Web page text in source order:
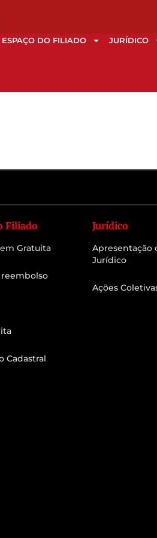
ESPAÇO DO FILIADO JURÍDICO
Filiado
Gratuita
reembolso
Cadastral
Jurídico
Apresentação
Jurídico
Ações